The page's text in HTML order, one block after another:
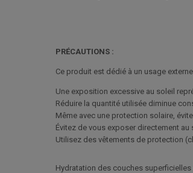
PRÉCAUTIONS :
Ce produit est dédié à un usage
Une exposition excessive au soleil
Réduire la quantité utilisée diminue
Même avec une protection solaire,
Évitez de vous exposer directement
Utilisez des vêtements de protection
Hydratation des couches